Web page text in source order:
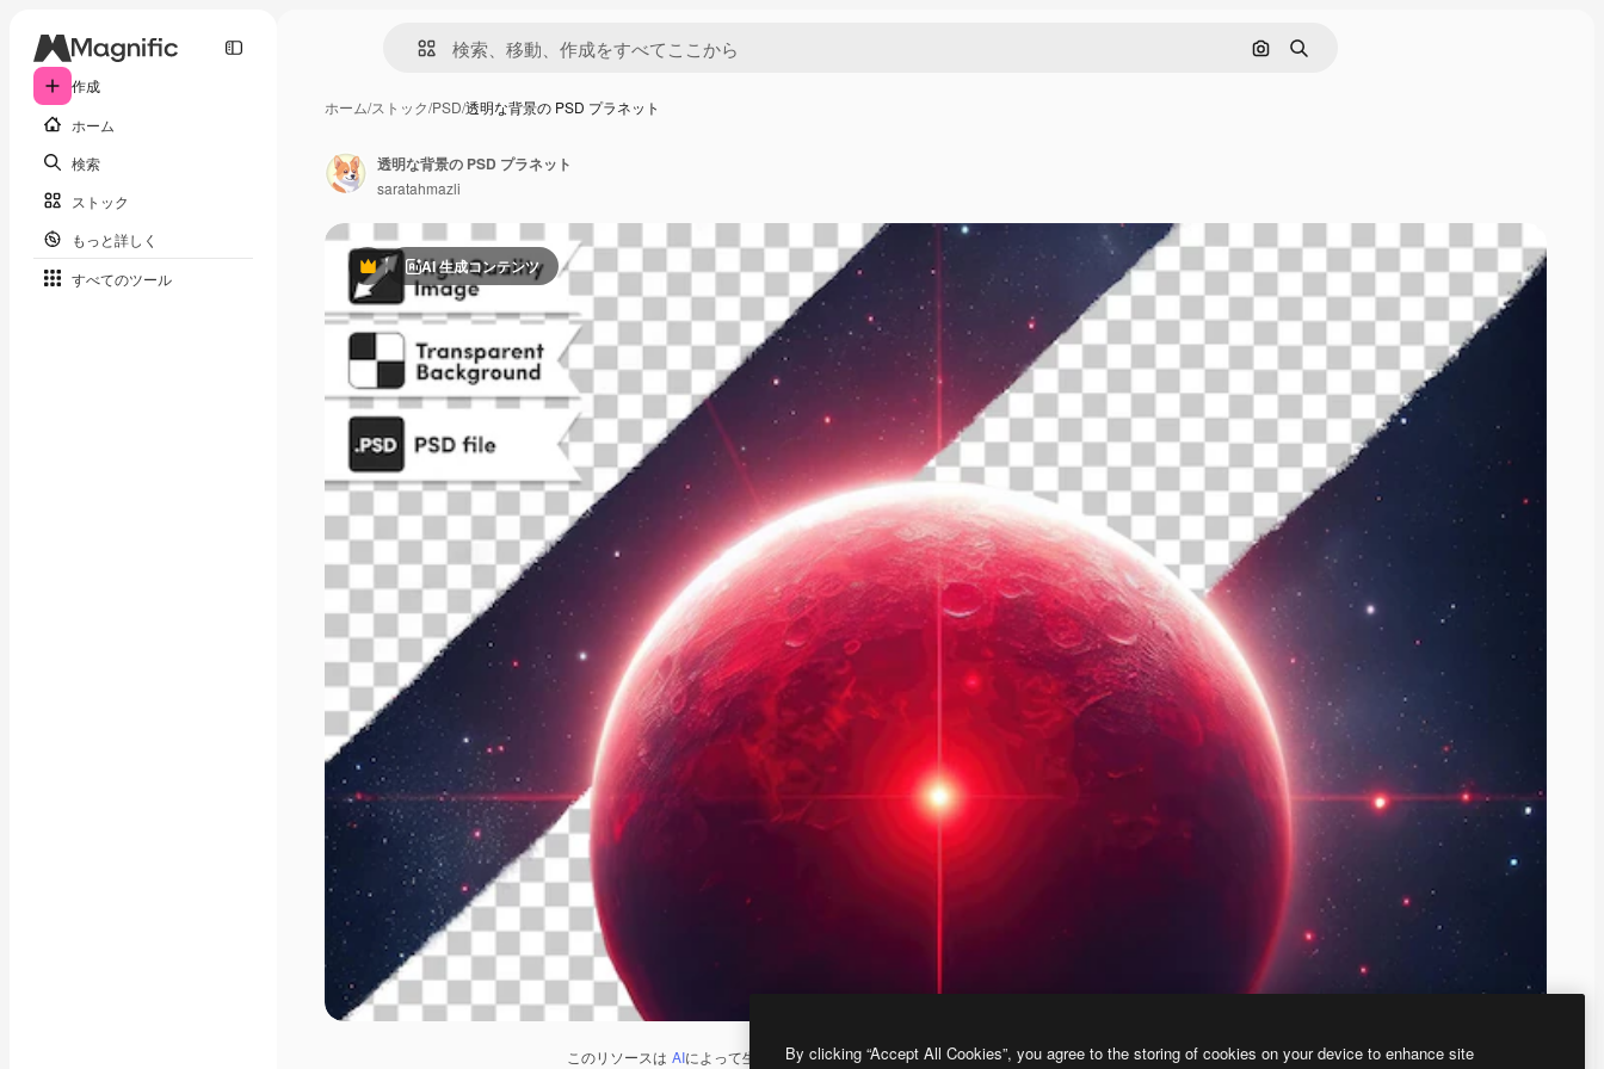
作成
ホーム
検索
ストック
もっと詳しく
すべてのツール
画像で検索
検索
ホーム/ストック/PSD/透明な背景の PSD プラネット
PremiumAI 生成コンテンツ
このリソースは AIによって生成されたものです。 AI画像生成ツールを使うと、あなた独自の画像を作成できます。
透明な背景の PSD プラネット
saratahmazli
By clicking “Accept All Cookies”, you agree to the storing of cookies on your device to enhance site